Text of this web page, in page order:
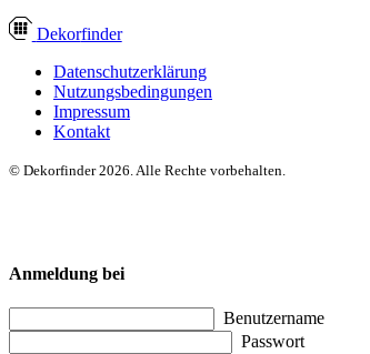
Dekorfinder
Datenschutzerklärung
Nutzungsbedingungen
Impressum
Kontakt
© Dekorfinder 2026. Alle Rechte vorbehalten.
Anmeldung bei
Benutzername
Passwort